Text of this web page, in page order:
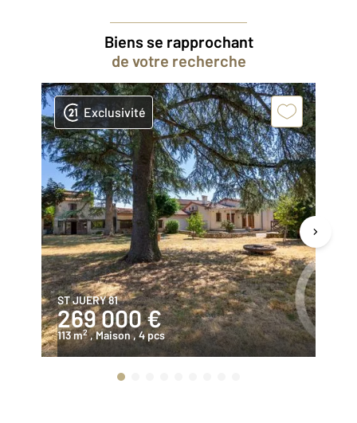
Biens se rapprochant
de votre recherche
Exclusivité
ST JUERY 81
269 000 €
113 m2 , Maison, 4 pcs